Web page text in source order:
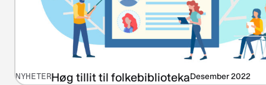
NYHETERHøg tillit til folkebibliotekaDesember 2022